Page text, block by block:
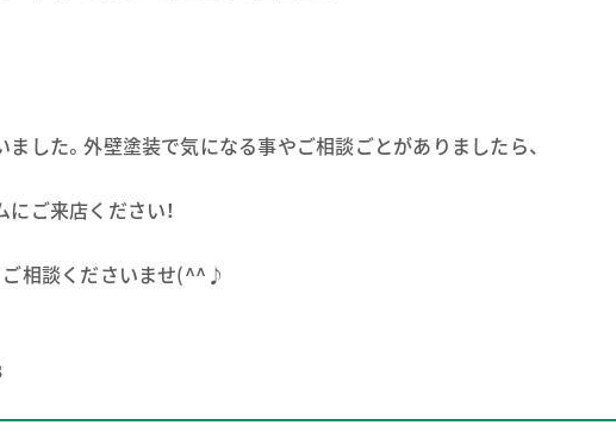
した。外壁塗装で気になる事やご相談ごとがありましたら、
ご来店ください！
ご相談くださいませ(^^♪